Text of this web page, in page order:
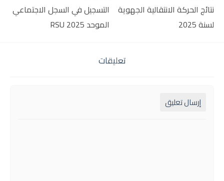
نتائج الحركة الانتقالية الجهوية
لسنة 2025
التسجيل في السجل الاجتماعي
الموحد RSU 2025
تعليقات
إرسال تعليق